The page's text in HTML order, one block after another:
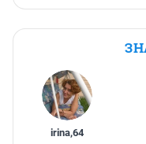
irina,64